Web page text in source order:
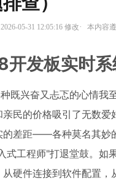
05-31 12:05:16 修改· 本内容
发板实时
既兴奋又忐忑的心情我
民的价格吸引了无数
的差距——各种莫名其妙
式工程师"打退堂鼓。如
硬件连接到软件配置